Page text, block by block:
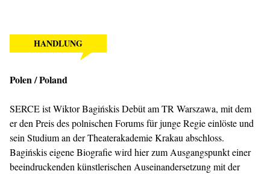
HANDLUNG
Polen / Poland
SERCE ist Wiktor Bagińskis Debüt am TR Warszawa, mit dem
er den Preis des polnischen Forums für junge Regie einlöste und
sein Studium an der Theaterakademie Krakau abschloss.
Bagińskis eigene Biografie wird hier zum Ausgangspunkt einer
beeindruckenden künstlerischen Auseinandersetzung mit der